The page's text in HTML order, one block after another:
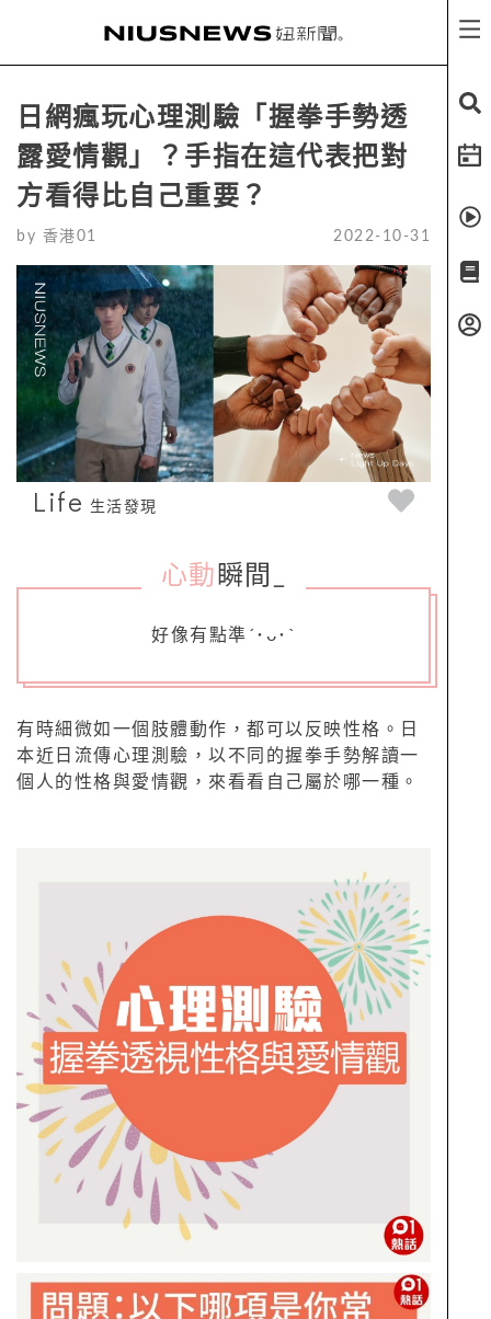
日網瘋玩心理測驗「握拳手勢透
露愛情觀」？手指在這代表把對
方看得比自己重要？
by 香港01 2022-10-31
Life 生活發現
心動 瞬間
好像有點準´･ᴗ･`
有時細微如一個肢體動作，都可以反映性格。日
本近日流傳心理測驗，以不同的握拳手勢解讀一
個人的性格與愛情觀，來看看自己屬於哪一種。